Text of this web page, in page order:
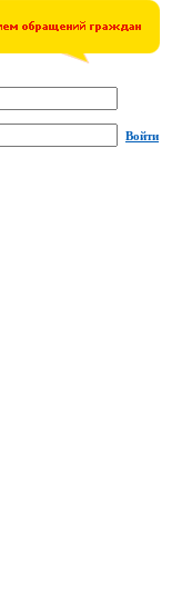
Войти